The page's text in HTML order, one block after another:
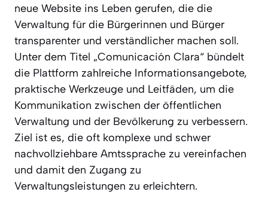
neue Website ins Leben gerufen, die die
Verwaltung für die Bürgerinnen und Bürger
transparenter und verständlicher machen soll.
Unter dem Titel „Comunicación Clara“ bündelt
die Plattform zahlreiche Informationsangebote,
praktische Werkzeuge und Leitfäden, um die
Kommunikation zwischen der öffentlichen
Verwaltung und der Bevölkerung zu verbessern.
Ziel ist es, die oft komplexe und schwer
nachvollziehbare Amtssprache zu vereinfachen
und damit den Zugang zu
Verwaltungsleistungen zu erleichtern.